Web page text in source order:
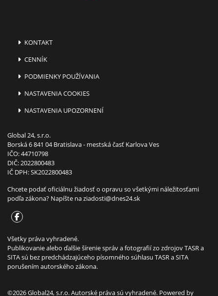
KONTAKT
CENNÍK
PODMIENKY POUŽÍVANIA
NASTAVENIA COOKIES
NASTAVENIA UPOZORNENÍ
Global 24, s.r.o.
Borská 6 841 04 Bratislava - mestská časť Karlova Ves
IČO: 44710798
DIČ: 2022800483
IČ DPH: SK2022800483
Chcete podať oficiálnu žiadosť o opravu so všetkými náležitosťami
podľa zákona? Napíšte naziadosti@dnes24.sk
Všetky práva vyhradené.
Publikovanie alebo ďalšie šírenie správ a fotografií zo zdrojov TASR a
SITA sú bez predchádzajúceho písomného súhlasu TASR a SITA
porušením autorského zákona.
©2026 Global24, s.r.o. Autorské práva sú vyhradené. Powered by